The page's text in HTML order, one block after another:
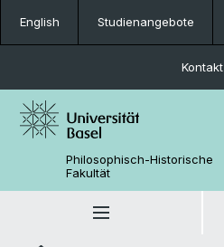
English Studienangebote
Kontakt
Philosophisch-Historische
Fakultät